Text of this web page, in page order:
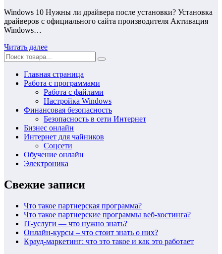
Windows 10 Нужны ли драйвера после установки? Установка
драйверов с официального сайта производителя Активация
Windows…
Читать далее
Главная страница
Работа с программами
Работа с файлами
Настройка Windows
Финансовая безопасность
Безопасность в сети Интернет
Бизнес онлайн
Интернет для чайников
Соцсети
Обучение онлайн
Электроника
Свежие записи
Что такое партнерская программа?
Что такое партнерские программы веб-хостинга?
IT-услуги — что нужно знать?
Онлайн-курсы – что стоит знать о них?
Крауд-маркетинг: что это такое и как это работает